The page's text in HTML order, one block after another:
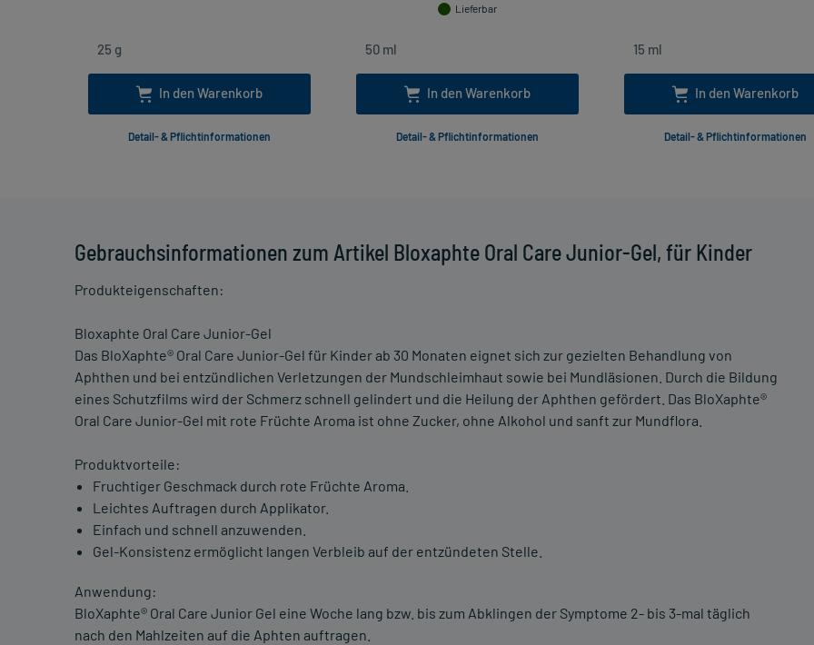
Gebrauchsinformationen zum Artikel Bloxaphte Oral Care Junior-Gel, für Kinder
Produkteigenschaften:
Bloxaphte Oral Care Junior-Gel
Das BloXaphte® Oral Care Junior-Gel für Kinder ab 30 Monaten eignet sich zur gezielten Behandlung von
Aphthen und bei entzündlichen Verletzungen der Mundschleimhaut sowie bei Mundläsionen. Durch die Bildung
eines Schutzfilms wird der Schmerz schnell gelindert und die Heilung der Aphthen gefördert. Das BloXaphte®
Oral Care Junior-Gel mit rote Früchte Aroma ist ohne Zucker, ohne Alkohol und sanft zur Mundflora.
Produktvorteile:
Fruchtiger Geschmack durch rote Früchte Aroma.
Leichtes Auftragen durch Applikator.
Einfach und schnell anzuwenden.
Gel-Konsistenz ermöglicht langen Verbleib auf der entzündeten Stelle.
Anwendung:
BloXaphte® Oral Care Junior Gel eine Woche lang bzw. bis zum Abklingen der Symptome 2- bis 3-mal täglich
nach den Mahlzeiten auf die Aphten auftragen.
In den Warenkorb
Detail- & Pflichtinformationen
Lieferbar
In den Warenkorb
Detail- & Pflichtinformationen
In den Warenkorb
Detail- & Pflichtinformationen